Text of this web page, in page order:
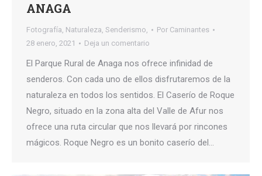
ANAGA
Fotografía, Naturaleza, Senderismo, Por Caminantes
28 enero, 2021
Deja un comentario
El Parque Rural de Anaga nos ofrece infinidad de
senderos. Con cada uno de ellos disfrutaremos de la
naturaleza en todos los sentidos. El Caserío de Roque
Negro, situado en la zona alta del Valle de Afur nos
ofrece una ruta circular que nos llevará por rincones
mágicos. Roque Negro es un bonito caserío del…